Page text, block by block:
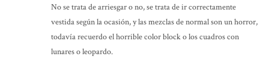
No se trata de arriesgar o no, se trata de ir correctamente
vestida según la ocasión, y las mezclas de normal son un horror,
todavía recuerdo el horrible color block o los cuadros con
lunares o leopardo.